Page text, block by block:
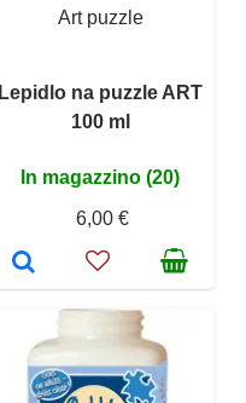
Art puzzle
Lepidlo na puzzle ART
100 ml
In magazzino (20)
6,00 €